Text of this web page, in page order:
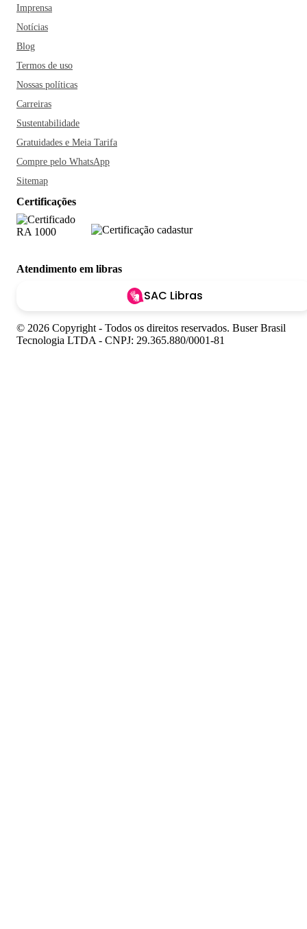
Imprensa
Notícias
Blog
Termos de uso
Nossas políticas
Carreiras
Sustentabilidade
Gratuidades e Meia Tarifa
Compre pelo WhatsApp
Sitemap
Certificações
Atendimento em libras
SAC Libras
© 2026 Copyright - Todos os direitos reservados. Buser Brasil
Tecnologia LTDA - CNPJ: 29.365.880/0001-81